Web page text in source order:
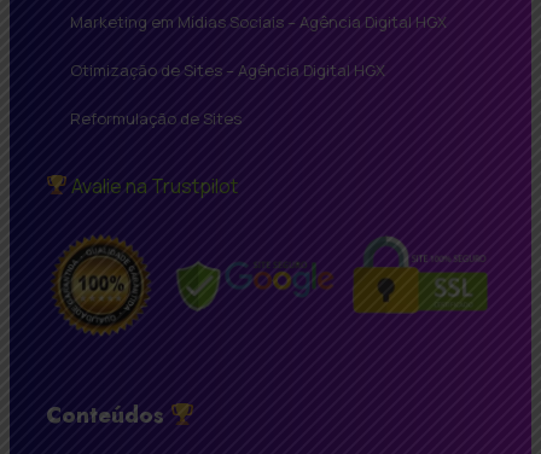
Marketing em Mídias Sociais – Agência Digital HGX
Otimização de Sites – Agência Digital HGX
Reformulação de Sites
Avalie na Trustpilot
Conteúdos